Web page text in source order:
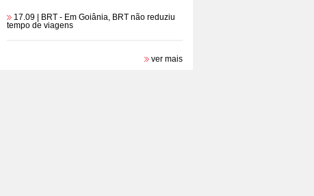
17.09 | BRT - Em Goiânia, BRT não reduziu
tempo de viagens
ver mais